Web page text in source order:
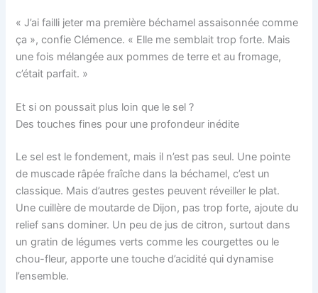
« J’ai failli jeter ma première béchamel assaisonnée comme
ça », confie Clémence. « Elle me semblait trop forte. Mais
une fois mélangée aux pommes de terre et au fromage,
c’était parfait. »
Et si on poussait plus loin que le sel ?
Des touches fines pour une profondeur inédite
Le sel est le fondement, mais il n’est pas seul. Une pointe
de muscade râpée fraîche dans la béchamel, c’est un
classique. Mais d’autres gestes peuvent réveiller le plat.
Une cuillère de moutarde de Dijon, pas trop forte, ajoute du
relief sans dominer. Un peu de jus de citron, surtout dans
un gratin de légumes verts comme les courgettes ou le
chou-fleur, apporte une touche d’acidité qui dynamise
l’ensemble.